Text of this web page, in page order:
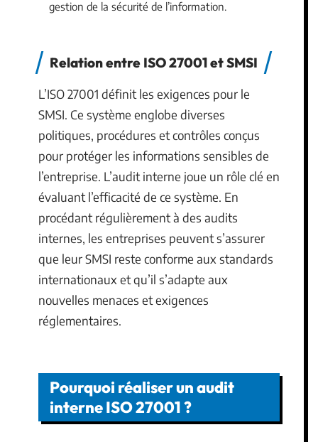
gestion de la sécurité de l’information.
Relation entre ISO 27001 et SMSI
L’ISO 27001 définit les exigences pour le
SMSI. Ce système englobe diverses
politiques, procédures et contrôles conçus
pour protéger les informations sensibles de
l’entreprise. L’audit interne joue un rôle clé en
évaluant l’efficacité de ce système. En
procédant régulièrement à des audits
internes, les entreprises peuvent s’assurer
que leur SMSI reste conforme aux standards
internationaux et qu’il s’adapte aux
nouvelles menaces et exigences
réglementaires.
Pourquoi réaliser un audit
interne ISO 27001 ?